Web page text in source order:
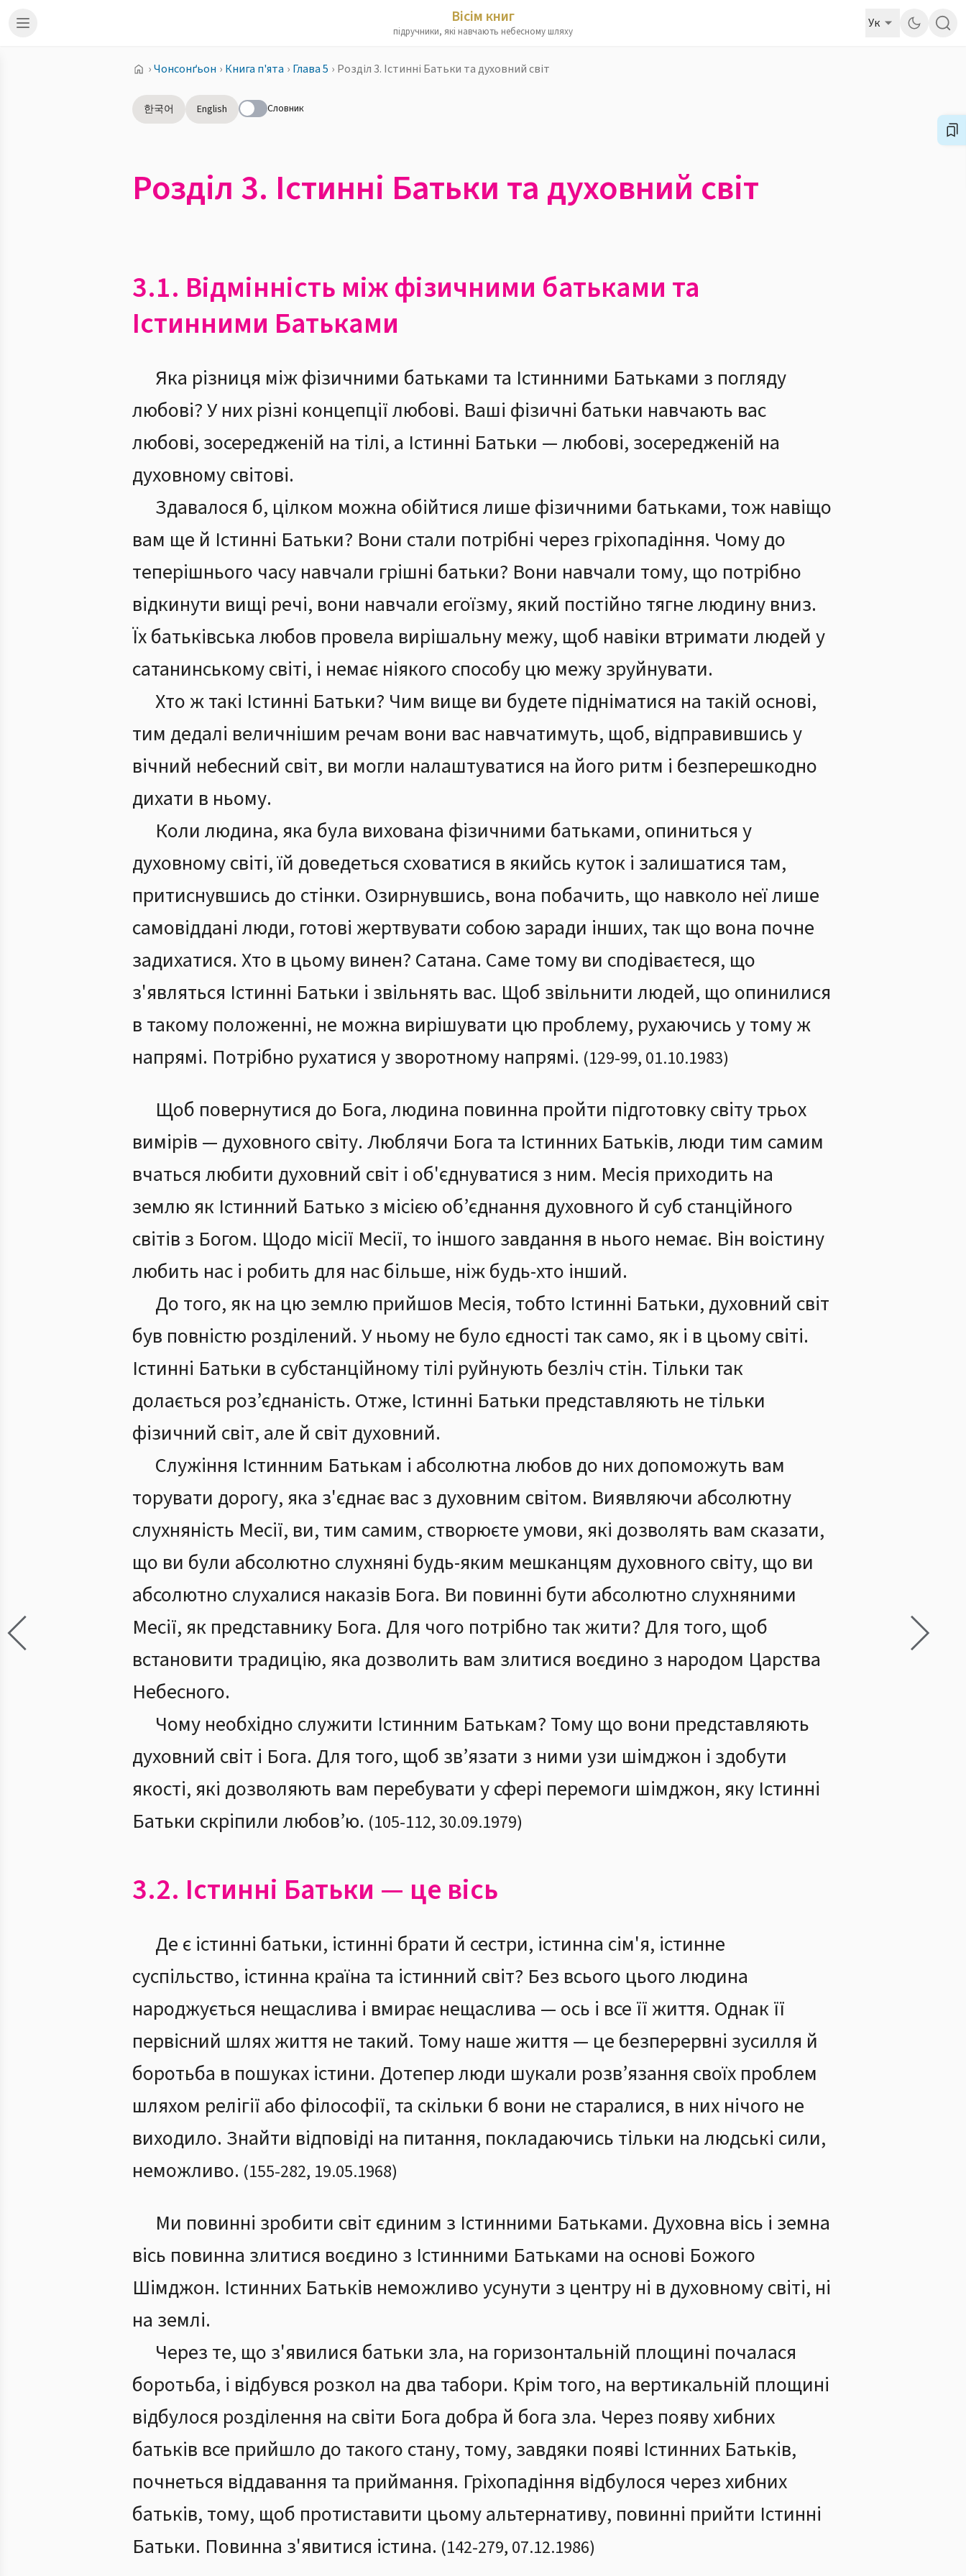
Вісім книг
підручники, які навчають небесному шляху
Ук
›Чонсонґьон › Книга п'ята › Глава 5 › Розділ 3. Істинні Батьки та духовний світ
한국어 English Словник
Розділ 3. Істинні Батьки та духовний світ
3.1. Відмінність між фізичними батьками та
Істинними Батьками
Яка різниця між фізичними батьками та Істинними Батьками з погляду
любові? У них різні концепції любові. Ваші фізичні батьки навчають вас
любові, зосередженій на тілі, а Істинні Батьки — любові, зосередженій на
духовному світові.
Здавалося б, цілком можна обійтися лише фізичними батьками, тож навіщо
вам ще й Істинні Батьки? Вони стали потрібні через гріхопадіння. Чому до
теперішнього часу навчали грішні батьки? Вони навчали тому, що потрібно
відкинути вищі речі, вони навчали егоїзму, який постійно тягне людину вниз.
Їх батьківська любов провела вирішальну межу, щоб навіки втримати людей у
сатанинському світі, і немає ніякого способу цю межу зруйнувати.
Хто ж такі Істинні Батьки? Чим вище ви будете підніматися на такій основі,
тим дедалі величнішим речам вони вас навчатимуть, щоб, відправившись у
вічний небесний світ, ви могли налаштуватися на його ритм і безперешкодно
дихати в ньому.
Коли людина, яка була вихована фізичними батьками, опиниться у
духовному світі, їй доведеться сховатися в якийсь куток і залишатися там,
притиснувшись до стінки. Озирнувшись, вона побачить, що навколо неї лише
самовіддані люди, готові жертвувати собою заради інших, так що вона почне
задихатися. Хто в цьому винен? Сатана. Саме тому ви сподіваєтеся, що
з'являться Істинні Батьки і звільнять вас. Щоб звільнити людей, що опинилися
в такому положенні, не можна вирішувати цю проблему, рухаючись у тому ж
напрямі. Потрібно рухатися у зворотному напрямі. (129-99, 01.10.1983)
Щоб повернутися до Бога, людина повинна пройти підготовку світу трьох
вимірів — духовного світу. Люблячи Бога та Істинних Батьків, люди тим самим
вчаться любити духовний світ і об'єднуватися з ним. Месія приходить на
землю як Істинний Батько з місією об’єднання духовного й суб станційного
світів з Богом. Щодо місії Месії, то іншого завдання в нього немає. Він воістину
любить нас і робить для нас більше, ніж будь-хто інший.
До того, як на цю землю прийшов Месія, тобто Істинні Батьки, духовний світ
був повністю розділений. У ньому не було єдності так само, як і в цьому світі.
Істинні Батьки в субстанційному тілі руйнують безліч стін. Тільки так
долається роз’єднаність. Отже, Істинні Батьки представляють не тільки
фізичний світ, але й світ духовний.
Служіння Істинним Батькам і абсолютна любов до них допоможуть вам
торувати дорогу, яка з'єднає вас з духовним світом. Виявляючи абсолютну
слухняність Месії, ви, тим самим, створюєте умови, які дозволять вам сказати,
що ви були абсолютно слухняні будь-яким мешканцям духовного світу, що ви
абсолютно слухалися наказів Бога. Ви повинні бути абсолютно слухняними
Месії, як представнику Бога. Для чого потрібно так жити? Для того, щоб
встановити традицію, яка дозволить вам злитися воєдино з народом Царства
Небесного.
Чому необхідно служити Істинним Батькам? Тому що вони представляють
духовний світ і Бога. Для того, щоб зв’язати з ними узи шімджон і здобути
якості, які дозволяють вам перебувати у сфері перемоги шімджон, яку Істинні
Батьки скріпили любов’ю. (105-112,30.09.1979)
3.2. Істинні Батьки — це вісь
Де є істинні батьки, істинні брати й сестри, істинна сім'я, істинне
суспільство, істинна країна та істинний світ? Без всього цього людина
народжується нещаслива і вмирає нещаслива — ось і все її життя. Однак її
первісний шлях життя не такий. Тому наше життя — це безперервні зусилля й
боротьба в пошуках істини. Дотепер люди шукали розв’язання своїх проблем
шляхом релігії або філософії, та скільки б вони не старалися, в них нічого не
виходило. Знайти відповіді на питання, покладаючись тільки на людські сили,
неможливо. (155-282, 19.05.1968)
Ми повинні зробити світ єдиним з Істинними Батьками. Духовна вісь і земна
вісь повинна злитися воєдино з Істинними Батьками на основі Божого
Шімджон. Істинних Батьків неможливо усунути з центру ні в духовному світі, ні
на землі.
Через те, що з'явилися батьки зла, на горизонтальній площині почалася
боротьба, і відбувся розкол на два табори. Крім того, на вертикальній площині
відбулося розділення на світи Бога добра й бога зла. Через появу хибних
батьків все прийшло до такого стану, тому, завдяки появі Істинних Батьків,
почнеться віддавання та приймання. Гріхопадіння відбулося через хибних
батьків, тому, щоб протиставити цьому альтернативу, повинні прийти Істинні
Батьки. Повинна з'явитися істина. (142-279, 07.12.1986)